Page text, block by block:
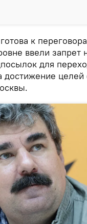
к
ввели
для
достижение